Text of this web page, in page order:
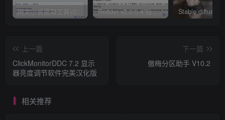
网文小说提取工具v2.10.02 可以自动下载小说 从此不再花钱看小说 Reader v2.0.0.4 极简小说阅读器支持导入在线及离线书源
上一篇
ClickMonitorDDC 7.2 显示
器亮度调节软件完美汉化版
下一篇
傲梅分区助手 V10.2
相关推荐